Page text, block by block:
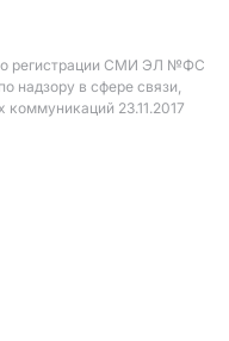
регистрации СМИ ЭЛ №ФС
надзору в сфере связи,
23.11.2017